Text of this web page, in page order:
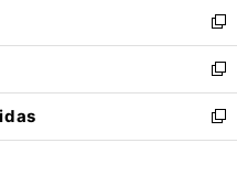
く
で
開
く
ド
ウ
で
開
く
ィ
ン
ド
ウ
で
開
い
ウ
ィ
ン
ド
ウ
新
し
い
ウ
ィ
ン
新
し
い
ウ
新
し